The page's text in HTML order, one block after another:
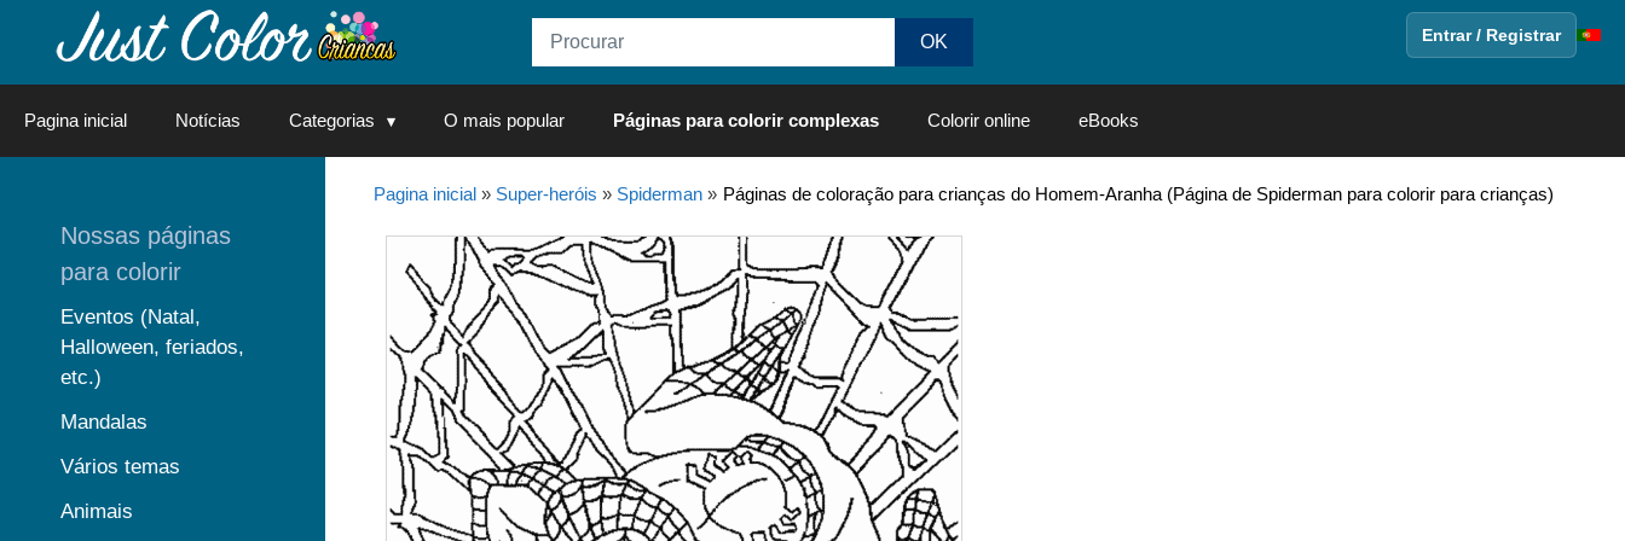
Entrar / Registrar
Pagina inicial Notícias Categorias O mais popular Páginas para colorir complexas Colorir online eBooks
Pagina inicial» Super-heróis » Spiderman» Páginas de coloração para crianças do Homem-Aranha (Página de Spiderman para colorir para crianças)
Nossas páginas
para colorir
Eventos (Natal,
Halloween, feriados,
etc.)
Mandalas
Vários temas
Animais